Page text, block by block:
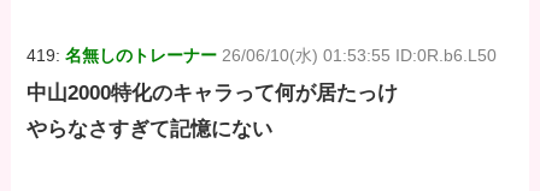
419:名無しのトレーナー 26/06/10(水) 01:53:55 ID:0R.b6.L50
中山2000特化のキャラって何が居たっけ
やらなさすぎて記憶にない